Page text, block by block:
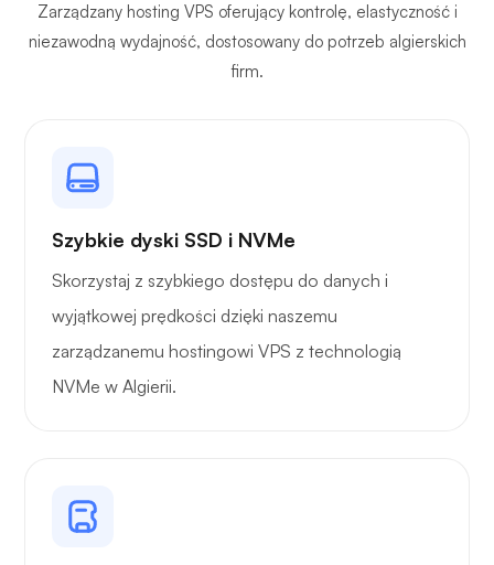
Zarządzany hosting VPS oferujący kontrolę, elastyczność i
niezawodną wydajność, dostosowany do potrzeb algierskich
firm.
Szybkie dyski SSD i NVMe
Skorzystaj z szybkiego dostępu do danych i
wyjątkowej prędkości dzięki naszemu
zarządzanemu hostingowi VPS z technologią
NVMe w Algierii.